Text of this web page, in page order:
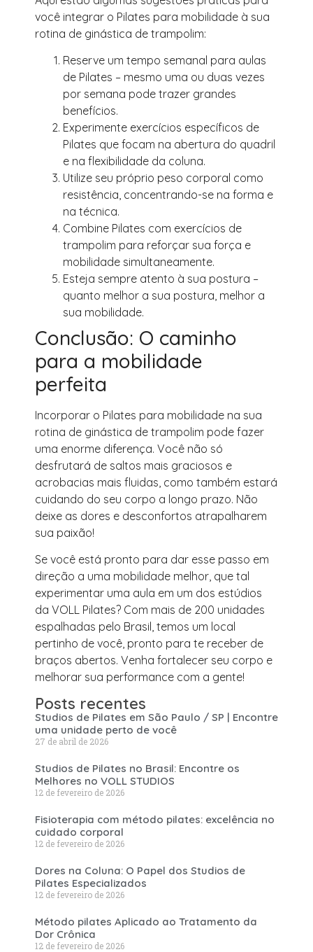
você integrar o Pilates para mobilidade à sua
rotina de ginástica de trampolim:
Reserve um tempo semanal para aulas
de Pilates – mesmo uma ou duas vezes
por semana pode trazer grandes
benefícios.
Experimente exercícios específicos de
Pilates que focam na abertura do quadril
e na flexibilidade da coluna.
Utilize seu próprio peso corporal como
resistência, concentrando-se na forma e
na técnica.
Combine Pilates com exercícios de
trampolim para reforçar sua força e
mobilidade simultaneamente.
Esteja sempre atento à sua postura –
quanto melhor a sua postura, melhor a
sua mobilidade.
Conclusão: O caminho
para a mobilidade
perfeita
Incorporar o Pilates para mobilidade na sua
rotina de ginástica de trampolim pode fazer
uma enorme diferença. Você não só
desfrutará de saltos mais graciosos e
acrobacias mais fluidas, como também estará
cuidando do seu corpo a longo prazo. Não
deixe as dores e desconfortos atrapalharem
sua paixão!
Se você está pronto para dar esse passo em
direção a uma mobilidade melhor, que tal
experimentar uma aula em um dos estúdios
da VOLL Pilates? Com mais de 200 unidades
espalhadas pelo Brasil, temos um local
pertinho de você, pronto para te receber de
braços abertos. Venha fortalecer seu corpo e
melhorar sua performance com a gente!
Posts recentes
Studios de Pilates em São Paulo / SP | Encontre
uma unidade perto de você
27 de abril de 2026
Studios de Pilates no Brasil: Encontre os
Melhores no VOLL STUDIOS
12 de fevereiro de 2026
Fisioterapia com método pilates: excelência no
cuidado corporal
12 de fevereiro de 2026
Dores na Coluna: O Papel dos Studios de
Pilates Especializados
12 de fevereiro de 2026
Método pilates Aplicado ao Tratamento da
Dor Crônica
12 de fevereiro de 2026